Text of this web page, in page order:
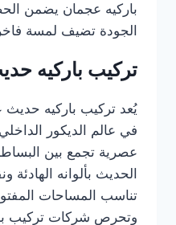
باركيه عجمان يضمن
الجودة تضيف لمسة
تركيب باركيه
يُعد تركيب باركيه حديث
في عالم الديكور
عصرية تجمع بين البساطة
الحديث بألوانه الهادئة
تناسب المساحات
وتحرص شركات تركيب